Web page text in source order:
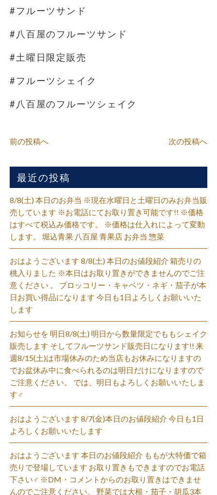
#フルーツサンド
#八百屋のフルーツサンド
#土曜日限定販売
#フルーツシェイク
#八百屋のフルーツシェイク
前の投稿へ 次の投稿へ
最近の投稿
8/8(土) 本日のお弁当 ※現在水曜日と土曜日のみお弁当販
売しています ※お電話にてお取り置き可能です!! ※価格
はすべて税込み価格です。 ※価格は仕入れによって変動
します。 堀込青果 八百屋 青果店 お弁当 惣菜
おはようございます 8/8(土) 本日のお値段紹介 箱売りの
桃入りました ※本日はお取り置きができませんのでご注
意ください 。 ブロッコリー・キャベツ・ネギ・茄子が本
日お買い得品になります 今日も1日よろしくお願いいた
します
お知らせを 明日8/8(土) 明日から数量限定でももシェイク
販売します そしてフルーツサンド販売日になります!! 来
週8/15(土)は市場休みのため当店もお休みになりますの
でお盆休み中に食べられるのは明日だけになりますので
ご注意ください。 では、明日もよろしくお願いいたしま
す‍♂️
おはようございます 8/7(金)本日のお値段紹介 今日も1日
よろしくお願いいたします
おはようございます 本日のお値段紹介 ももが大特価で箱
売りで登場しています お取り置きもできますのでお電話
下さい‍♂️ ※DM・コメントからのお取り置きはできませ
んのでご注意ください。 野菜では大根・茄子・胡瓜3本